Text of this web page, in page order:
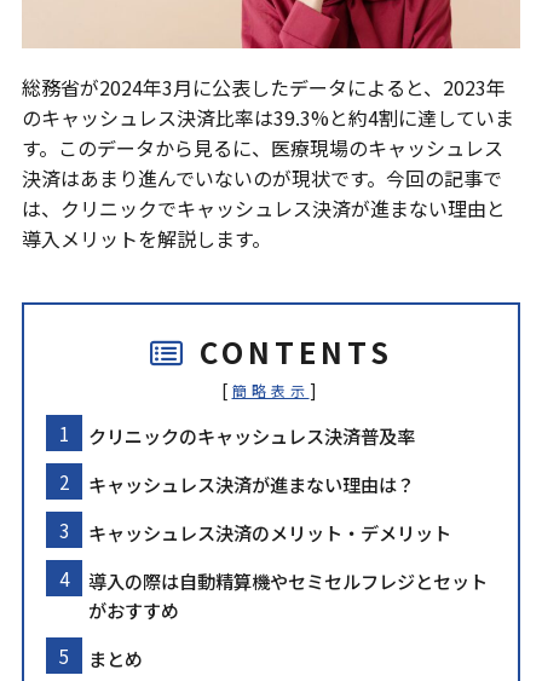
総務省が2024年3月に公表したデータによると、2023年
のキャッシュレス決済比率は39.3%と約4割に達していま
す。このデータから見るに、医療現場のキャッシュレス
決済はあまり進んでいないのが現状です。今回の記事で
は、クリニックでキャッシュレス決済が進まない理由と
導入メリットを解説します。
CONTENTS
[ 簡略表示 ]
クリニックのキャッシュレス決済普及率
キャッシュレス決済が進まない理由は？
キャッシュレス決済のメリット・デメリット
導入の際は自動精算機やセミセルフレジとセット
がおすすめ
まとめ